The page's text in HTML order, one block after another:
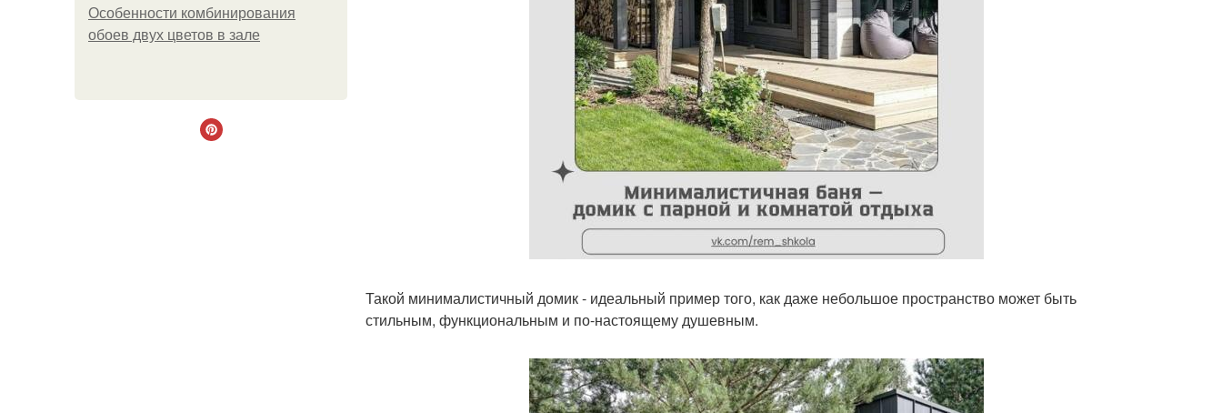
Особенности комбинирования
обоев двух цветов в зале
Такой минималистичный домик - идеальный пример того, как даже небольшое пространство может быть
стильным, функциональным и по-настоящему душевным.